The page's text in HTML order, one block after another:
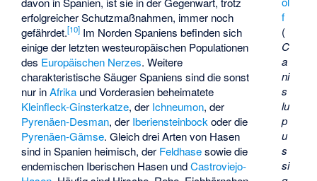
f
(
C
a
ni
s
lu
p
u
s
si
erfolgreicher Schutzmaßnahmen, immer noch
gefährdet.[10] Im Norden Spaniens befinden sich
einige der letzten westeuropäischen Populationen
des Europäischen Nerzes. Weitere
charakteristische Säuger Spaniens sind die sonst
nur inAfrika und Vorderasien beheimatete
Kleinfleck-Ginsterkatze, der Ichneumon, der
Pyrenäen-Desman, der Iberiensteinbock oder die
Pyrenäen-Gämse. Gleich drei Arten von Hasen
sind in Spanien heimisch, der Feldhasesowie die
endemischen Iberischen Hasen undCastroviejo-